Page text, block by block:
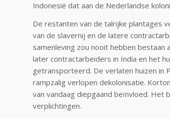
Indonesië dat aan de Nederlandse
De restanten van de talrijke plantages
van de slavernij en de latere
samenleving zou nooit hebben bestaan
later contractarbeiders in India en het
getransporteerd. De verlaten huizen in
rampzalig verlopen dekolonisatie.
van vandaag diepgaand beïnvloed.
verplichtingen.